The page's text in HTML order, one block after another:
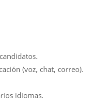
(voz, chat, correo).
idiomas.